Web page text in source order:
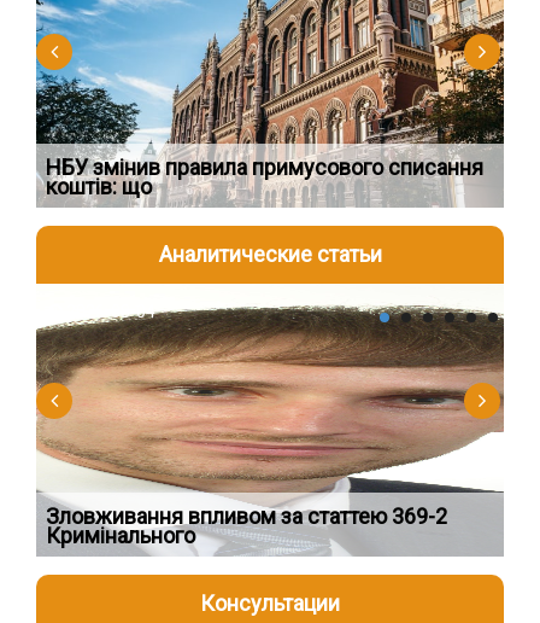
НБУ змінив правила примусового списання
коштів: що
Аналитические статьи
2026-08-04
Зловживання впливом за статтею 369-2
Кримінального
Консультации